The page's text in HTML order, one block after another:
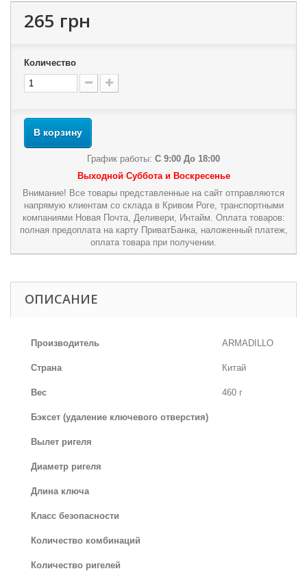
265 грн
Количество
В корзину
График работы: С 9:00 До 18:00
Выходной Суббота и Воскресенье
Внимание! Все товары представленные на сайт отправляются
напрямую клиентам со склада в Кривом Роге, транспортными
компаниями Новая Почта, Деливери, Интайм. Оплата товаров:
полная предоплата на карту ПриватБанка, наложенный платеж,
оплата товара при получении.
ОПИСАНИЕ
Производитель ARMADILLO
Страна Китай
Вес 460 г
Бэксет (удаление ключевого отверстия)
Вылет ригеля
Диаметр ригеля
Длина ключа
Класс безопасности
Количество комбинаций
Количество ригелей